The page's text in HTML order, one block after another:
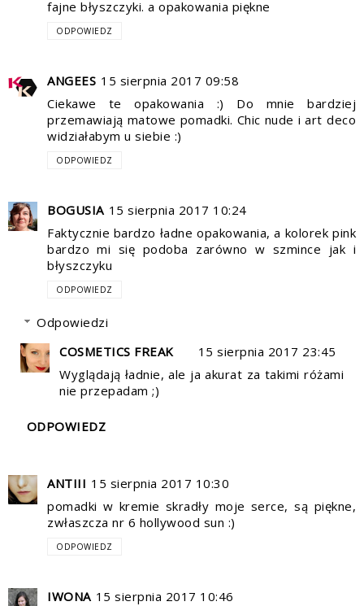
fajne błyszczyki. a opakowania piękne
ODPOWIEDZ
ANGEES 15 sierpnia 2017 09:58
Ciekawe te opakowania :) Do mnie bardziej
przemawiają matowe pomadki. Chic nude i art deco
widziałabym u siebie :)
ODPOWIEDZ
BOGUSIA 15 sierpnia 2017 10:24
Faktycznie bardzo ładne opakowania, a kolorek pink
bardzo mi się podoba zarówno w szmince jak i
błyszczyku
ODPOWIEDZ
Odpowiedzi
COSMETICS FREAK
15 sierpnia 2017 23:45
Wyglądają ładnie, ale ja akurat za takimi różami
nie przepadam ;)
ODPOWIEDZ
ANTIII 15 sierpnia 2017 10:30
pomadki w kremie skradły moje serce, są piękne,
zwłaszcza nr 6 hollywood sun :)
ODPOWIEDZ
IWONA 15 sierpnia 2017 10:46